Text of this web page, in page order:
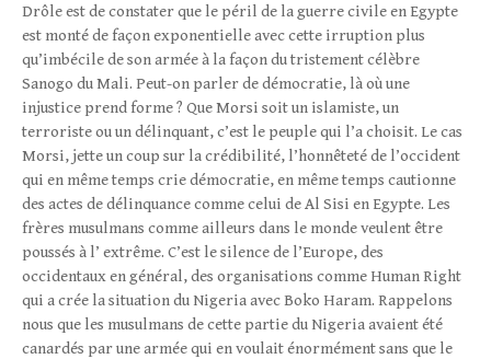
Drôle est de constater que le péril de la guerre civile en Egypte
est monté de façon exponentielle avec cette irruption plus
qu’imbécile de son armée à la façon du tristement célèbre
Sanogo du Mali. Peut-on parler de démocratie, là où une
injustice prend forme ? Que Morsi soit un islamiste, un
terroriste ou un délinquant, c’est le peuple qui l’a choisit. Le cas
Morsi, jette un coup sur la crédibilité, l’honnêteté de l’occident
qui en même temps crie démocratie, en même temps cautionne
des actes de délinquance comme celui de Al Sisi en Egypte. Les
frères musulmans comme ailleurs dans le monde veulent être
poussés à l’ extrême. C’est le silence de l’Europe, des
occidentaux en général, des organisations comme Human Right
qui a crée la situation du Nigeria avec Boko Haram. Rappelons
nous que les musulmans de cette partie du Nigeria avaient été
canardés par une armée qui en voulait énormément sans que le